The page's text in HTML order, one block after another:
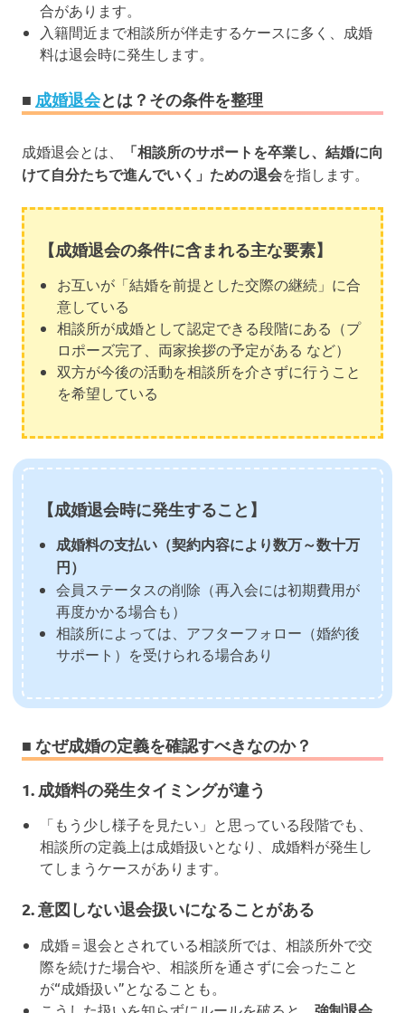
合があります。
入籍間近まで相談所が伴走するケースに多く、成婚
料は退会時に発生します。
■ 成婚退会とは？その条件を整理
成婚退会とは、
「相談所のサポートを卒業し、結婚に向
けて自分たちで進んでいく」ための退会を指します。
【成婚退会の条件に含まれる主な要素】
お互いが「結婚を前提とした交際の継続」に合
意している
相談所が成婚として認定できる段階にある（プ
ロポーズ完了、両家挨拶の予定がある など）
双方が今後の活動を相談所を介さずに行うこと
を希望している
【成婚退会時に発生すること】
成婚料の支払い（契約内容により数万～数十万
円）
会員ステータスの削除（再入会には初期費用が
再度かかる場合も）
相談所によっては、アフターフォロー（婚約後
サポート）を受けられる場合あり
■ なぜ成婚の定義を確認すべきなのか？
1. 成婚料の発生タイミングが違う
「もう少し様子を見たい」と思っている段階でも、
相談所の定義上は成婚扱いとなり、成婚料が発生し
てしまうケースがあります。
2. 意図しない退会扱いになることがある
成婚＝退会とされている相談所では、相談所外で交
際を続けた場合や、相談所を通さずに会ったこと
が“成婚扱い”となることも。
こうした扱いを知らずにルールを破ると、